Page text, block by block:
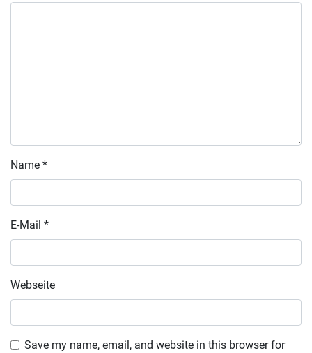
Name *
E-Mail *
Webseite
Save my name, email, and website in this browser for